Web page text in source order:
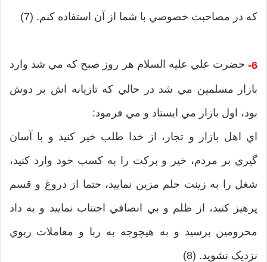
که در مصاحبت خصوصي با شما از آن استفاده کنم. (7)
6- حضرت علي عليه السلام هر روز صبح که مي شد وارد
بازار مسلمين مي شد در حالي که تازيانه اش بر دوش
بود، اول بازار مي ايستاد و مي فرمود:
اي اهل بازار و تجار، از خدا طلب خير کنيد و با آسان
گيري بر مردم، خير و برکت را به کسب خود وارد کنيد،
شغل را به زينت حلم مزين نماييد، حتما از دروغ و قسم
پرهيز کنيد، از ظلم و بي انصافي اجتناب نماييد و به داد
محرومين برسيد و به هيچوجه به ربا و معاملات ربوي
نزديک نشويد. (8)